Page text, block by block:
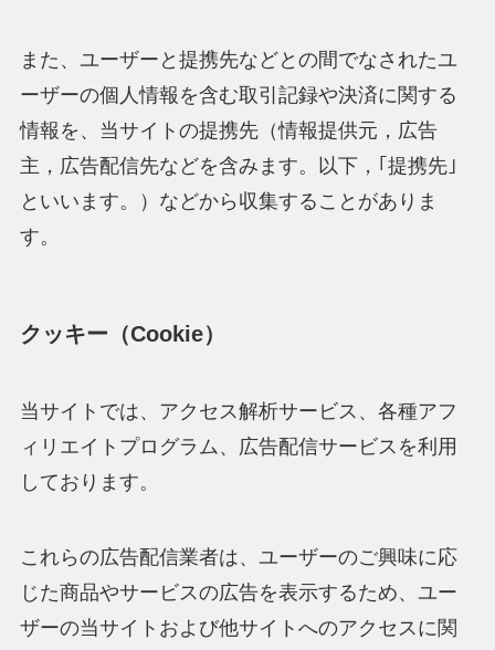
また、ユーザーと提携先などとの間でなされたユ
ーザーの個人情報を含む取引記録や決済に関する
情報を、当サイトの提携先（情報提供元，広告
主，広告配信先などを含みます。以下，｢提携先｣
といいます。）などから収集することがありま
す。
クッキー（Cookie）
当サイトでは、アクセス解析サービス、各種アフ
ィリエイトプログラム、広告配信サービスを利用
しております。
これらの広告配信業者は、ユーザーのご興味に応
じた商品やサービスの広告を表示するため、ユー
ザーの当サイトおよび他サイトへのアクセスに関